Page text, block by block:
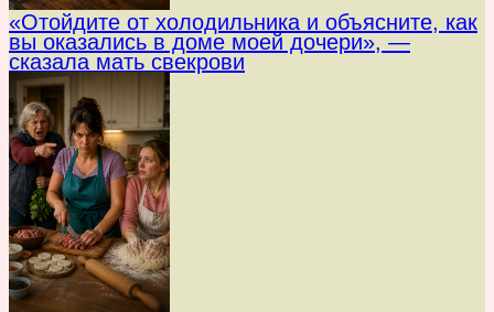
«Отойдите от холодильника и объясните, как
вы оказались в доме моей дочери», —
сказала мать свекрови